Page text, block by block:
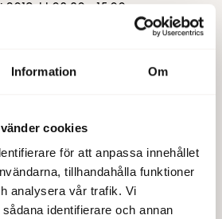
Information Om
cookies
för att anpassa innehållet
tillhandahålla funktioner
analysera vår trafik. Vi
identifierare och annan
kl 08.30 - 15.00
går i bräschen
resande